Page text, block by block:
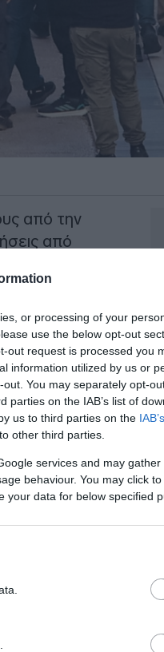
or processing of your
use the below opt-out
out request is processed you
information utilized by us or
You may separately opt-
parties on the IAB’s list of
us to third parties on the
other third parties.
services and may
behaviour. You may click
your data for below specified
από την
από
τμήμα
έως δέκα